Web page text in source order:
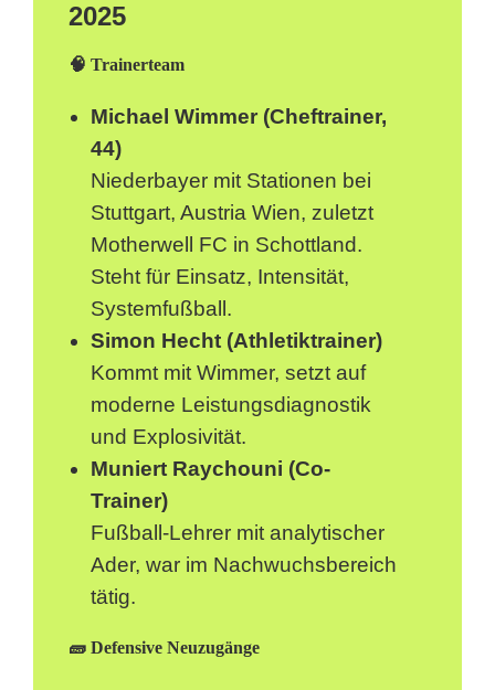
2025
🧠 Trainerteam
Michael Wimmer (Cheftrainer,
44)
Niederbayer mit Stationen bei
Stuttgart, Austria Wien, zuletzt
Motherwell FC in Schottland.
Steht für Einsatz, Intensität,
Systemfußball.
Simon Hecht (Athletiktrainer)
Kommt mit Wimmer, setzt auf
moderne Leistungsdiagnostik
und Explosivität.
Muniert Raychouni (Co-
Trainer)
Fußball-Lehrer mit analytischer
Ader, war im Nachwuchsbereich
tätig.
🧱 Defensive Neuzugänge